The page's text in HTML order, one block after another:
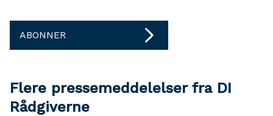
ABONNER
Flere pressemeddelelser fra DI
Rådgiverne